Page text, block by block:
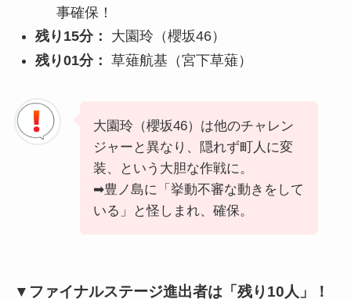
事確保！
残り15分：
大園玲（櫻坂46）
残り01分： 草薙航基（宮下草薙）
大園玲（櫻坂46）は他のチャレン
ジャーと異なり、隠れず町人に変
装、という大胆な作戦に。
➡豊ノ島に「挙動不審な動きをして
いる」と怪しまれ、確保。
▼ファイナルステージ進出者は「残り10人」！